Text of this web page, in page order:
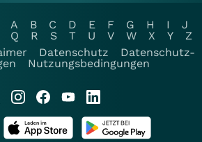
A B C D E F G H I
J
Q R S T U V W X Y
Z
Datenschutz
Datenschutz-
Nutzungsbedingungen